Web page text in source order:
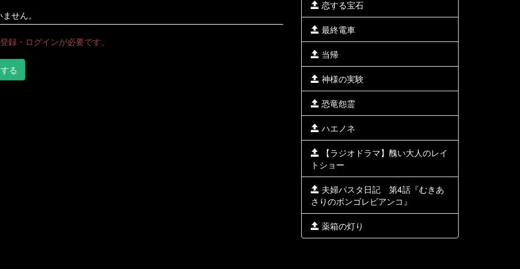
せん。
録・ログインが必要です。
る
恋する宝石
最終電車
当帰
神様の実験
恐竜怨霊
ハエノネ
【ラジオドラマ】醜い大人のレイ
トショー
夫婦パスタ日記 第4話『むきあ
さりのボンゴレビアンコ』
薬箱の灯り